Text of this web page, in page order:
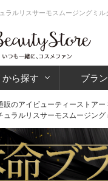
ラルリスサーモスムージングミ
から探す ブラ
販のアイビューティーストアー
ュラルリスサーモスムージン